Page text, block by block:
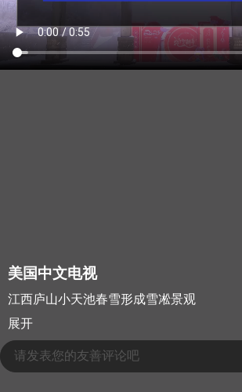
美国中文电视
江西庐山小天池春雪形成雪凇景观
展开
请发表您的友善评论吧